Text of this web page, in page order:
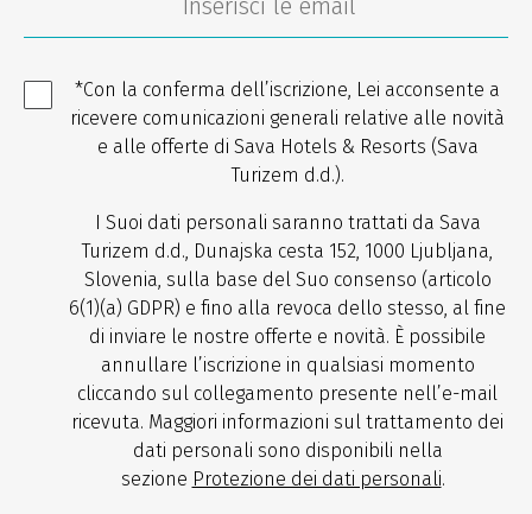
*Con la conferma dell’iscrizione, Lei acconsente a
ricevere comunicazioni generali relative alle novità
e alle offerte di Sava Hotels & Resorts (Sava
Turizem d.d.).
I Suoi dati personali saranno trattati da Sava
Turizem d.d., Dunajska cesta 152, 1000 Ljubljana,
Slovenia, sulla base del Suo consenso (articolo
6(1)(a) GDPR) e fino alla revoca dello stesso, al fine
di inviare le nostre offerte e novità. È possibile
annullare l’iscrizione in qualsiasi momento
cliccando sul collegamento presente nell’e-mail
ricevuta. Maggiori informazioni sul trattamento dei
dati personali sono disponibili nella
sezione Protezione dei dati personali.